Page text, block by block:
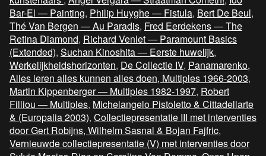
Bar-El — Painting, Philip Huyghe — Fistula, Bert De Beul,
Thé Van Bergen — Au Paradis, Fred Eerdekens — The
Retina Diamond, Richard Venlet — Paramount Basics
(Extended), Suchan Kinoshita — Eerste huwelijk,
Werkelijkheidshorizonten, De Collectie IV, Panamarenko,
Alles leren alles kunnen alles doen, Multiples 1966-2003,
Martin Kippenberger — Multiples 1982-1997, Robert
Filliou — Multiples, Michelangelo Pistoletto & Cittadellarte
& (Europalia 2003), Collectiepresentatie III met interventies
door Gert Robijns, Wilhelm Sasnal & Bojan Fajfric,
Vernieuwde collectiepresentatie (V) met interventies door